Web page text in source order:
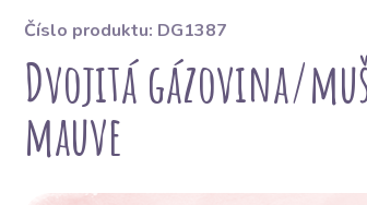
Číslo produktu: DG1387
Dvojitá gázovina/
mauve